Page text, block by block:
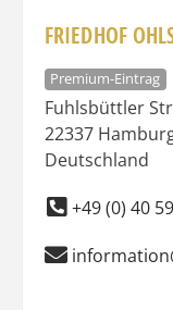
FRIEDHOF
Premium-Eintrag
Fuhlsbüttler
22337
Deutschland
+49 (0) 40